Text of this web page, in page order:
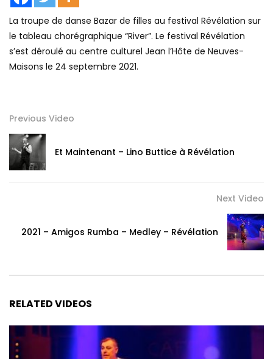
La troupe de danse Bazar de filles au festival Révélation sur
le tableau chorégraphique “River”. Le festival Révélation
s’est déroulé au centre culturel Jean l’Hôte de Neuves-
Maisons le 24 septembre 2021.
Previous Video
Et Maintenant – Lino Buttice à Révélation
Next Video
2021 – Amigos Rumba – Medley – Révélation
RELATED VIDEOS